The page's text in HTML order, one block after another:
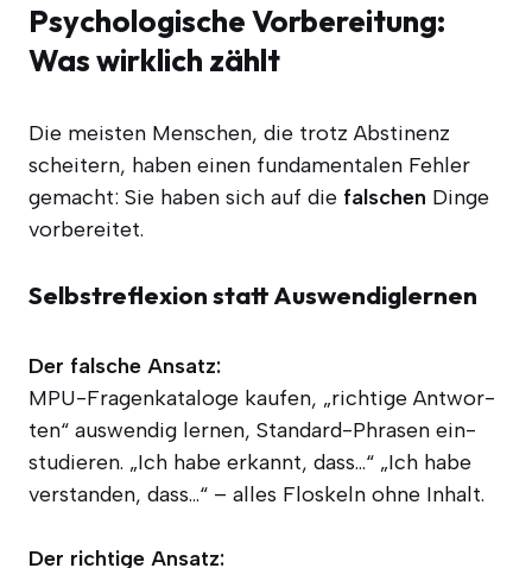
Psychologische Vorbereitung:
Was wirklich zählt
Die meis­ten Men­schen, die trotz Abs­ti­nenz
schei­tern, haben einen fun­da­men­ta­len Feh­ler
gemacht: Sie haben sich auf die fal­schen Din­ge
vorbereitet.
Selbstreflexion statt Auswendiglernen
Der fal­sche Ansatz:
MPU-Fra­gen­ka­ta­lo­ge kau­fen, „rich­ti­ge Ant­wor­
ten“ aus­wen­dig ler­nen, Stan­dard-Phra­sen ein­
stu­die­ren. „Ich habe erkannt, dass…“ „Ich habe
ver­stan­den, dass…“ – alles Flos­keln ohne Inhalt.
Der rich­ti­ge Ansatz: